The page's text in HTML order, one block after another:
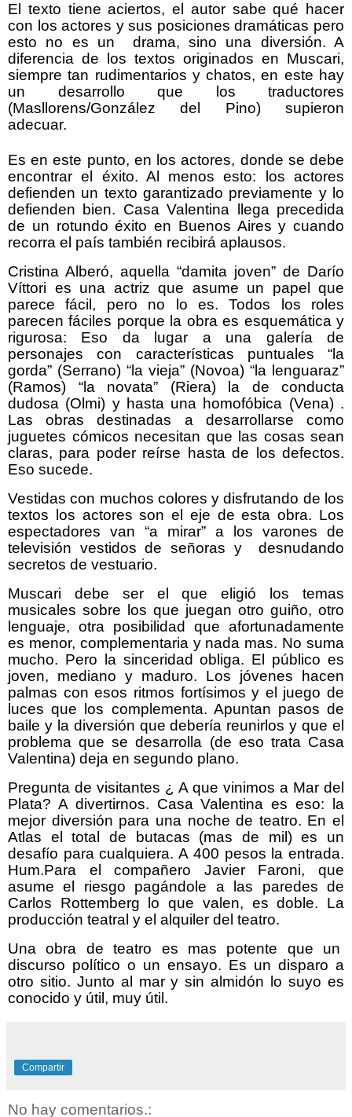
El texto tiene aciertos, el autor sabe qué hacer
con los actores y sus posiciones dramáticas pero
esto no es un drama, sino una diversión. A
diferencia de los textos originados en Muscari,
siempre tan rudimentarios y chatos, en este hay
un desarrollo que los traductores
(Masllorens/González del Pino) supieron
adecuar.
Es en este punto, en los actores, donde se debe
encontrar el éxito. Al menos esto: los actores
defienden un texto garantizado previamente y lo
defienden bien. Casa Valentina llega precedida
de un rotundo éxito en Buenos Aires y cuando
recorra el país también recibirá aplausos.
Cristina Alberó, aquella “damita joven” de Darío
Víttori es una actriz que asume un papel que
parece fácil, pero no lo es. Todos los roles
parecen fáciles porque la obra es esquemática y
rigurosa: Eso da lugar a una galería de
personajes con características puntuales “la
gorda” (Serrano) “la vieja” (Novoa) “la lenguaraz”
(Ramos) “la novata” (Riera) la de conducta
dudosa (Olmi) y hasta una homofóbica (Vena) .
Las obras destinadas a desarrollarse como
juguetes cómicos necesitan que las cosas sean
claras, para poder reírse hasta de los defectos.
Eso sucede.
Vestidas con muchos colores y disfrutando de los
textos los actores son el eje de esta obra. Los
espectadores van “a mirar” a los varones de
televisión vestidos de señoras y desnudando
secretos de vestuario.
Muscari debe ser el que eligió los temas
musicales sobre los que juegan otro guiño, otro
lenguaje, otra posibilidad que afortunadamente
es menor, complementaria y nada mas. No suma
mucho. Pero la sinceridad obliga. El público es
joven, mediano y maduro. Los jóvenes hacen
palmas con esos ritmos fortísimos y el juego de
luces que los complementa. Apuntan pasos de
baile y la diversión que debería reunirlos y que el
problema que se desarrolla (de eso trata Casa
Valentina) deja en segundo plano.
Pregunta de visitantes ¿ A que vinimos a Mar del
Plata? A divertirnos. Casa Valentina es eso: la
mejor diversión para una noche de teatro. En el
Atlas el total de butacas (mas de mil) es un
desafío para cualquiera. A 400 pesos la entrada.
Hum.Para el compañero Javier Faroni, que
asume el riesgo pagándole a las paredes de
Carlos Rottemberg lo que valen, es doble. La
producción teatral y el alquiler del teatro.
Una obra de teatro es mas potente que un
discurso político o un ensayo. Es un disparo a
otro sitio. Junto al mar y sin almidón lo suyo es
conocido y útil, muy útil.
Compartir
No hay comentarios.: